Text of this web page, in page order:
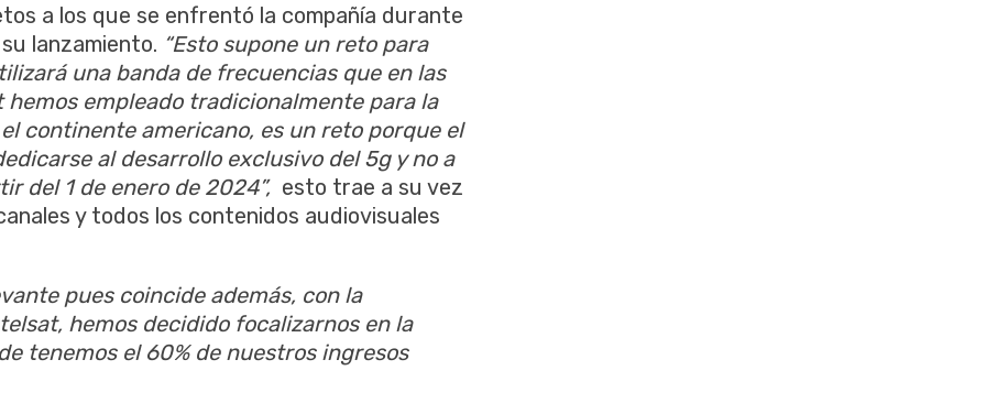
a los que se enfrentó la compañía durante
lanzamiento. “Esto supone un reto para
una banda de frecuencias que en las
empleado tradicionalmente para la
continente americano, es un reto porque el
al desarrollo exclusivo del 5g y no a
del 1 de enero de 2024”, esto trae a su vez
y todos los contenidos audiovisuales
pues coincide además, con la
hemos decidido focalizarnos en la
tenemos el 60% de nuestros ingresos